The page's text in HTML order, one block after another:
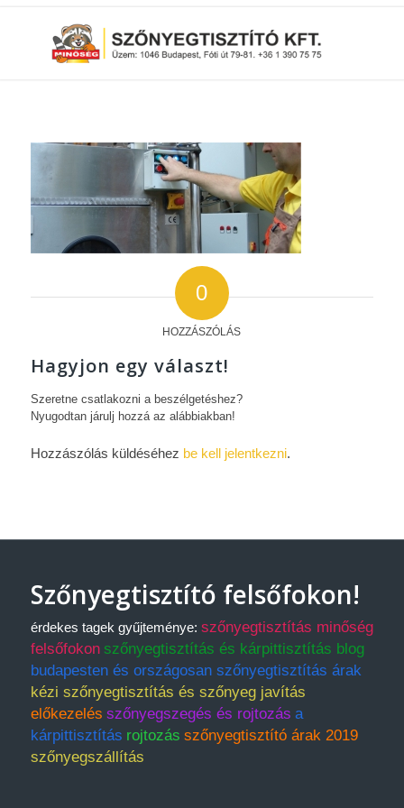
0
HOZZÁSZÓLÁS
Hagyjon egy választ!
Szeretne csatlakozni a beszélgetéshez?
Nyugodtan járulj hozzá az alábbiakban!
Hozzászólás küldéséhez be kell jelentkezni.
Szőnyegtisztító felsőfokon!
érdekes tagek gyűjteménye: szőnyegtisztítás minőség
felsőfokon szőnyegtisztítás és kárpittisztítás blog
budapesten és országosan szőnyegtisztítás árak
kézi szőnyegtisztítás és szőnyeg javítás
előkezelés szőnyegszegés és rojtozás a
kárpittisztítás rojtozás szőnyegtisztító árak 2019
szőnyegszállítás